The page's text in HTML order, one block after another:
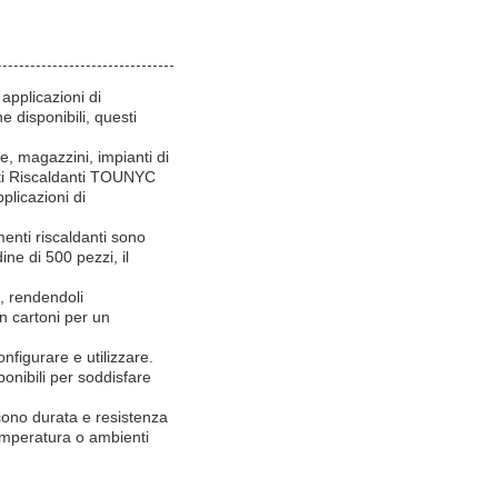
di
disponibili, questi
magazzini, impianti di
Riscaldanti TOUNYC
di
riscaldanti sono
di 500 pezzi, il
rendendoli
cartoni per un
e utilizzare.
per soddisfare
durata e resistenza
o ambienti